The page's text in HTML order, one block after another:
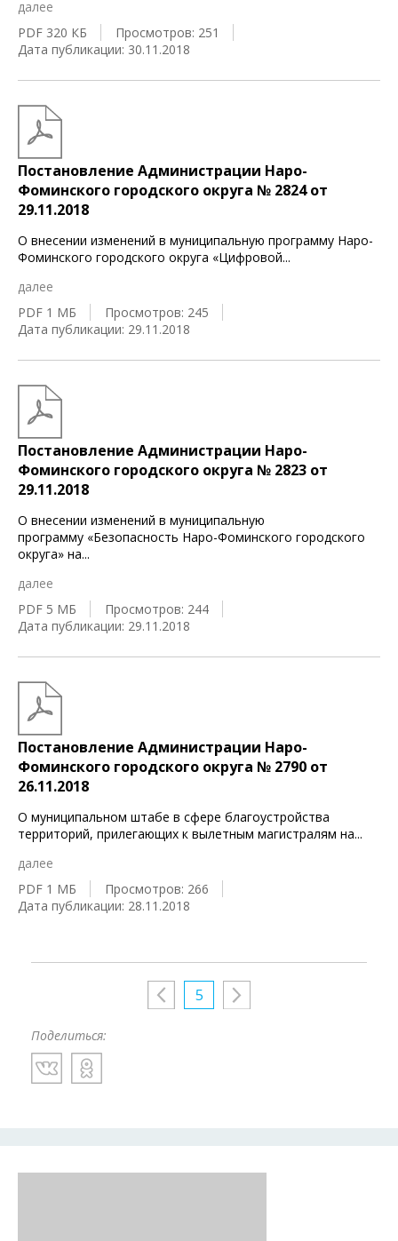
далее
PDF 320 КБ
Просмотров: 251
Дата публикации: 30.11.2018
Постановление Администрации Наро-
Фоминского городского округа № 2824 от
29.11.2018
О внесении изменений в муниципальную программу Наро-
Фоминского городского округа «Цифровой...
далее
PDF 1 МБ
Просмотров: 245
Дата публикации: 29.11.2018
Постановление Администрации Наро-
Фоминского городского округа № 2823 от
29.11.2018
О внесении изменений в муниципальную
программу «Безопасность Наро-Фоминского городского
округа» на...
далее
PDF 5 МБ
Просмотров: 244
Дата публикации: 29.11.2018
Постановление Администрации Наро-
Фоминского городского округа № 2790 от
26.11.2018
О муниципальном штабе в сфере благоустройства
территорий, прилегающих к вылетным магистралям на...
далее
PDF 1 МБ
Просмотров: 266
Дата публикации: 28.11.2018
5
Поделиться: